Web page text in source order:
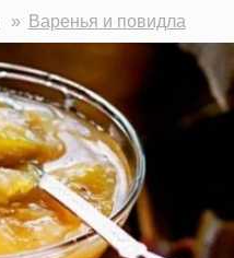
Варенья и повидла